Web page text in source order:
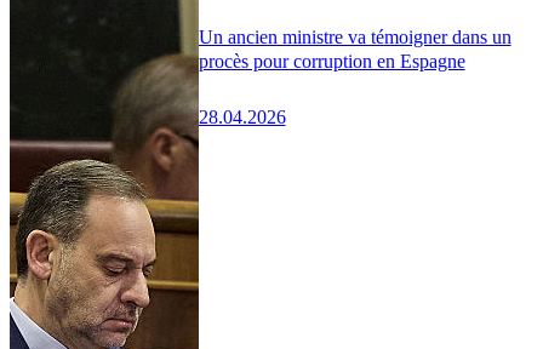
Un ancien ministre va témoigner dans un
procès pour corruption en Espagne
28.04.2026